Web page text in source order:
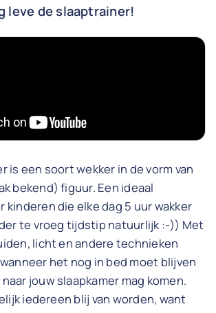
leve de slaaptrainer!
is een soort wekker in de vorm van
bekend) figuur. Een ideaal
kinderen die elke dag 5 uur wakker
te vroeg tijdstip natuurlijk :-)) Met
licht en andere technieken
het nog in bed moet blijven
jouw slaapkamer mag komen.
iedereen blij van worden, want